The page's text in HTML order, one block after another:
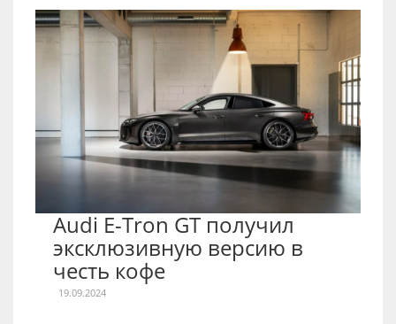
Audi E-Tron GT получил
эксклюзивную версию в
честь кофе
19.09.2024